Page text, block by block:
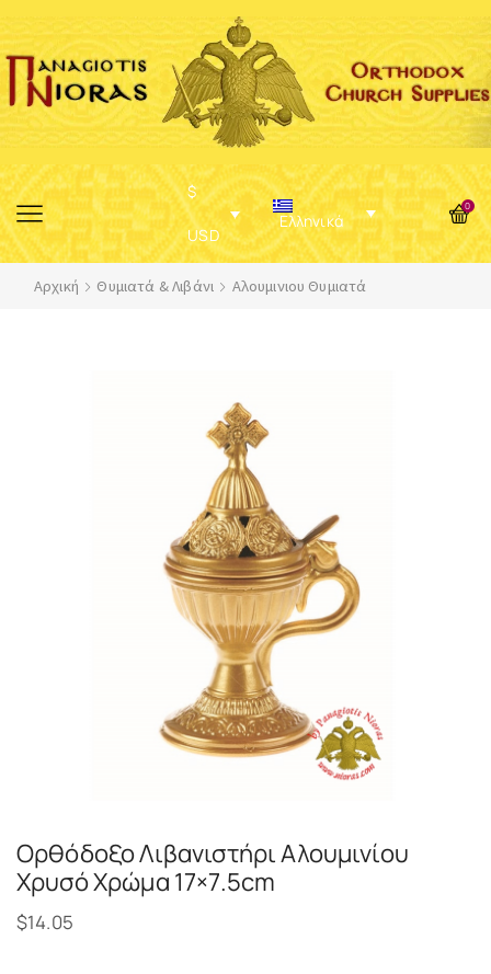
$
USD
Ελληνικά
0
Αρχική Θυμιατά & Λιβάνι Αλουμινιου Θυμιατά
Ορθόδοξο Λιβανιστήρι Αλουμινίου
Χρυσό Χρώμα 17×7.5cm
$14.05